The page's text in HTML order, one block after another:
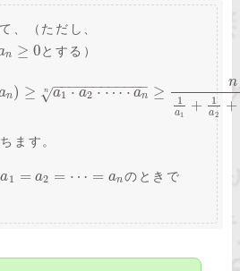
、（ただし、
n ≥ 0とする）
n) ≥ a1 ⋅ a2 ⋅⋯⋅ an
− −
−−−−−−−−−−
√
n ≥
n
1
a1 + 1
a2 +
ます。
a1 = a2 = ⋯ = an のときで